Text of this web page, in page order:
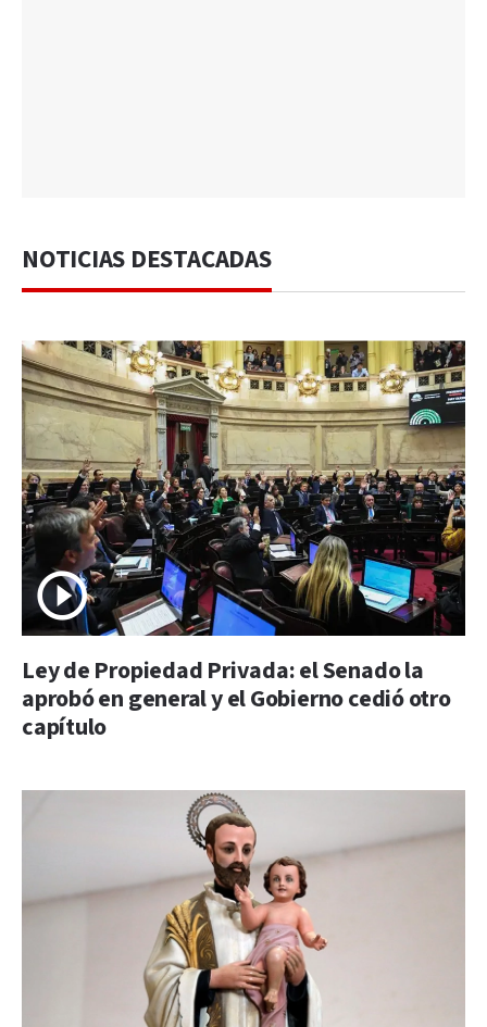
NOTICIAS DESTACADAS
Ley de Propiedad Privada: el Senado la
aprobó en general y el Gobierno cedió otro
capítulo